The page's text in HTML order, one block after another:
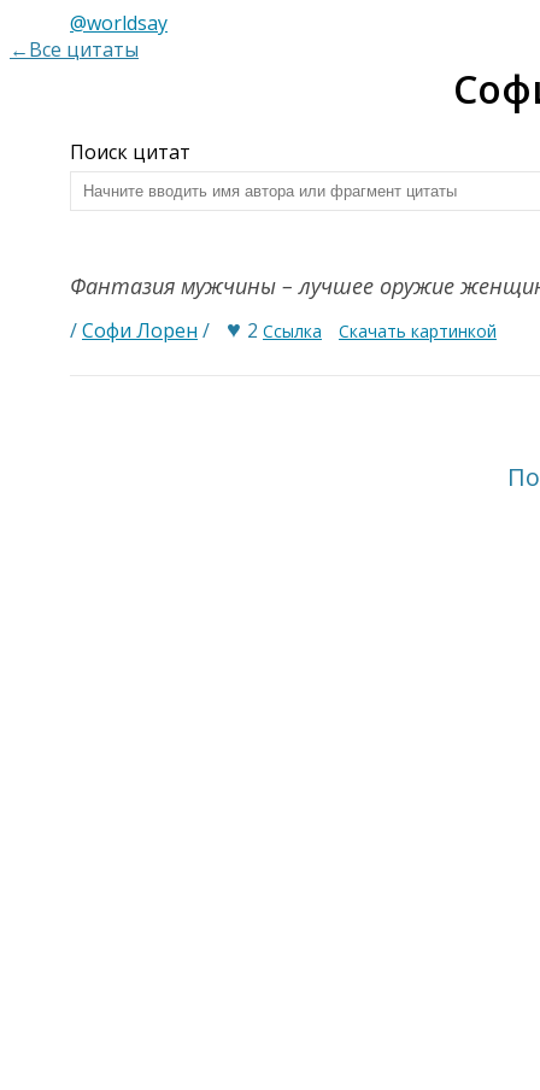
@worldsay
←Все цитаты
Поиск цитат
Фантазия мужчины – лучшее оружие
/Софи Лорен / ♥ 2 Ссылка Скачать картинкой